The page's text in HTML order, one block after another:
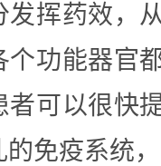
发挥药效，
个功能器官
者可以很快
免疫系统